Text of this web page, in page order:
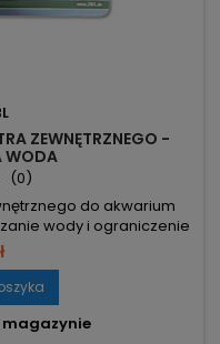
ZEWNĘTRZNEGO -
WODA
(0)
do akwarium
wody i ograniczenie
mocowanie przy
– pasuje do filtrów z
e1901. Kątownik 59
montaż przy szybie
magazynie